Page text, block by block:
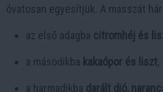
óvatosan egyesítjük. A masszát
az első adagba citromhéj és
a másodikba kakaópor és liszt,
a harmadikba darált dió,